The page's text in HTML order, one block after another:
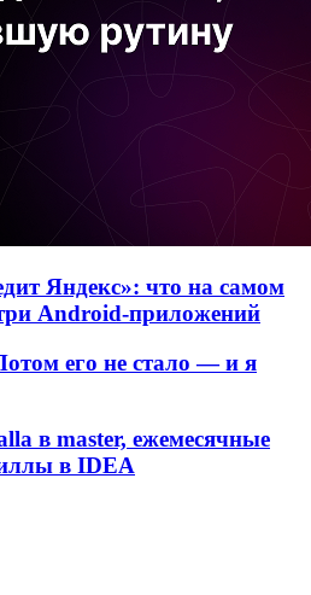
Яндекс»: что на самом
Android-приложений
его не стало — и я
в master, ежемесячные
в IDEA